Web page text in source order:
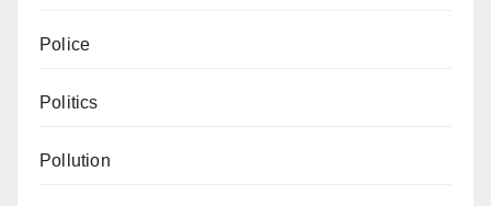
Police
Politics
Pollution